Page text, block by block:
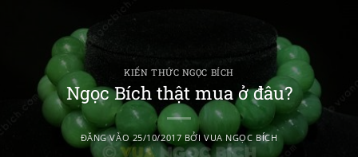
KIẾN THỨC NGỌC BÍCH
Ngọc Bích thật mua ở đâu?
ĐĂNG VÀO25/10/2017 BỞIVUA NGỌC BÍCH